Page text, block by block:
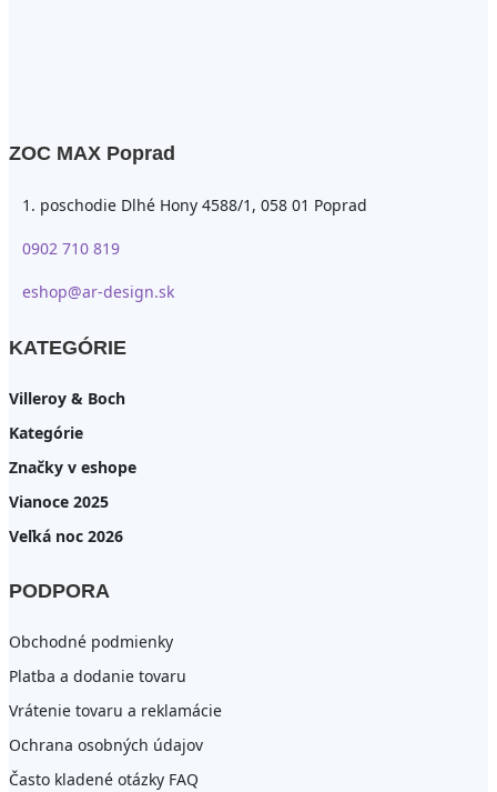
ZOC MAX Poprad
1. poschodie Dlhé Hony 4588/1, 058 01 Poprad
0902 710 819
eshop@ar-design.sk
KATEGÓRIE
Villeroy & Boch
Kategórie
Značky v eshope
Vianoce 2025
Veľká noc 2026
PODPORA
Obchodné podmienky
Platba a dodanie tovaru
Vrátenie tovaru a reklamácie
Ochrana osobných údajov
Často kladené otázky FAQ